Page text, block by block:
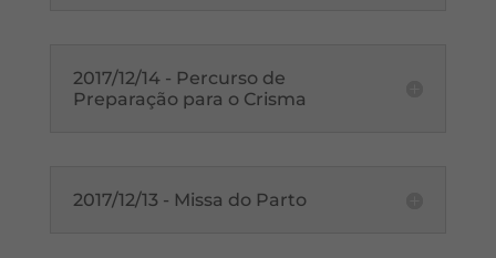
2017/12/14 - Percurso de
Preparação para o Crisma
2017/12/13 - Missa do Parto